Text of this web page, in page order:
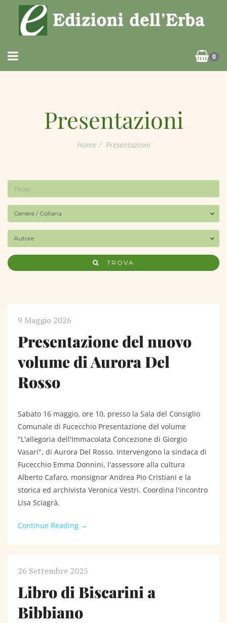
0
Presentazioni
Home Presentazioni
TROVA
9 Maggio 2026
Presentazione del nuovo
volume di Aurora Del
Rosso
Sabato 16 maggio, ore 10, presso la Sala del Consiglio
Comunale di Fucecchio Presentazione del volume
"L'allegoria dell'Immacolata Concezione di Giorgio
Vasari", di Aurora Del Rosso. Intervengono la sindaca di
Fucecchio Emma Donnini, l'assessore alla cultura
Alberto Cafaro, monsignor Andrea Pio Cristiani e la
storica ed archivista Veronica Vestri. Coordina l'incontro
Lisa Sciagrà.
Continue Reading →
26 Settembre 2025
Libro di Biscarini a
Bibbiano